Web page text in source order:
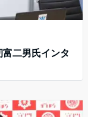
二男氏インタ